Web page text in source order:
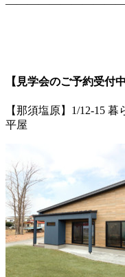
【見学会のご予約受付中
【那須塩原】1/12-15
平屋